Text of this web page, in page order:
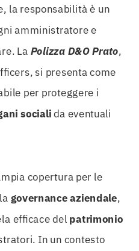
la responsabilità è un
amministratore e
La Polizza D&O Prato,
si presenta come
per proteggere i
socialida eventuali
copertura per le
governance aziendale,
efficace del patrimonio
In un contesto